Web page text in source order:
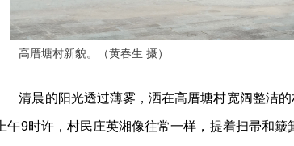
高厝塘村新貌。（黄春生 摄）
清晨的阳光透过薄雾，洒在高厝塘村宽阔整洁
上午9时许，村民庄英湘像往常一样，提着扫帚和